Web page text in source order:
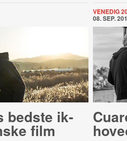
bedste ik­
film
VENEDIG
08. SEP.